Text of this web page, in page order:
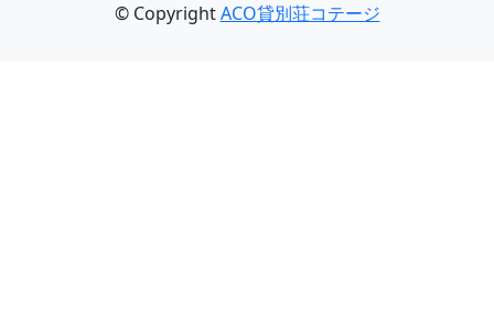
© CopyrightACO貸別荘コテージ